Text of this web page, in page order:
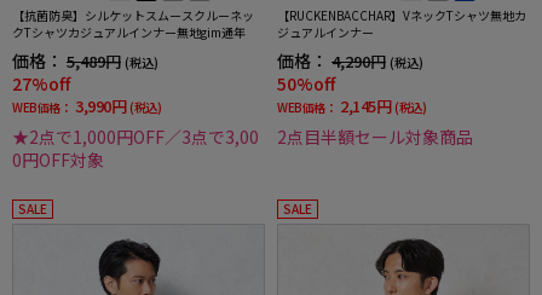
【抗菌防臭】シルケットスムースクルーネッ
クTシャツカジュアルインナー無地gim通年
価格： 5,489円 (税込)
27%off
WEB価格： 3,990円 (税込)
★2点で1,000円OFF／3点で3,00
0円OFF対象
【RUCKENBACCHAR】VネックTシャツ無地カ
ジュアルインナー
価格： 4,290円 (税込)
50%off
WEB価格： 2,145円 (税込)
2点目半額セール対象商品
SALE SALE